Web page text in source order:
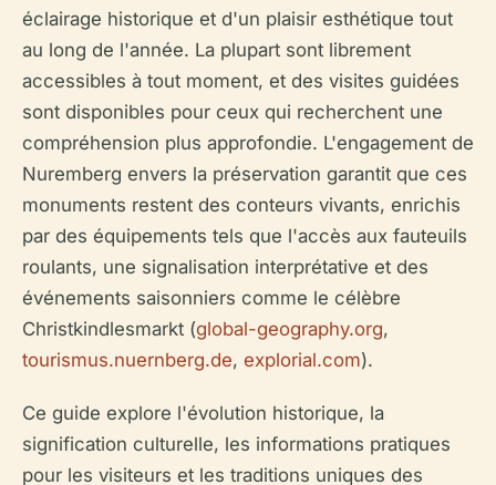
éclairage historique et d'un plaisir esthétique tout
au long de l'année. La plupart sont librement
accessibles à tout moment, et des visites guidées
sont disponibles pour ceux qui recherchent une
compréhension plus approfondie. L'engagement de
Nuremberg envers la préservation garantit que ces
monuments restent des conteurs vivants, enrichis
par des équipements tels que l'accès aux fauteuils
roulants, une signalisation interprétative et des
événements saisonniers comme le célèbre
Christkindlesmarkt (global-geography.org,
tourismus.nuernberg.de, explorial.com).
Ce guide explore l'évolution historique, la
signification culturelle, les informations pratiques
pour les visiteurs et les traditions uniques des